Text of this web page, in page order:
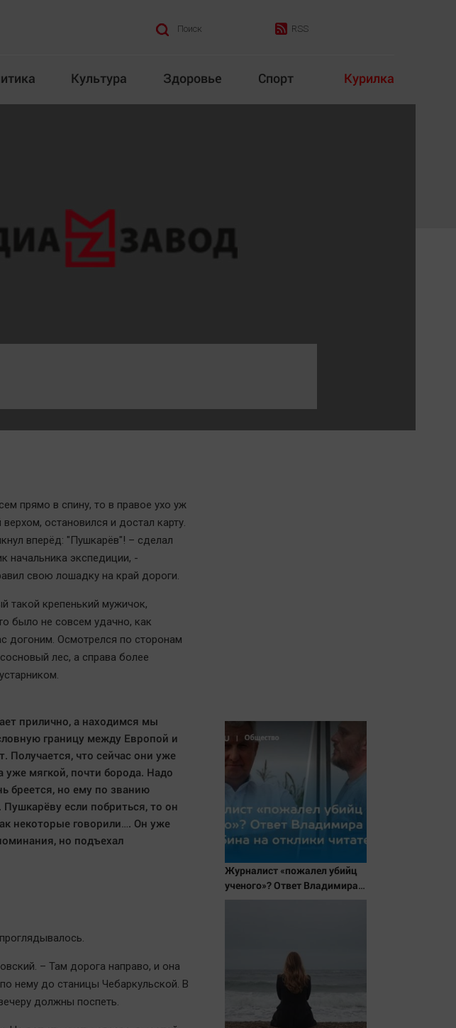
Поиск RSS
Культура Здоровье Спорт Курилка
Вкусное
ЖКХ
Интервью
Отдых
Светская жизнь
Тенденции
прямо в спину, то в правое ухо уж
остановился и достал карту.
вперёд: "Пушкарёв"! – сделал
начальника экспедиции, -
свою лошадку на край дороги.
такой крепенький мужичок,
было не совсем удачно, как
догоним. Осмотрелся по сторонам
лес, а справа более
прилично, а находимся мы
границу между Европой и
Получается, что сейчас они уже
мягкой, почти борода. Надо
бреется, но ему по званию
если побриться, то он
некоторые говорили…. Он уже
но подъехал
– Там дорога направо, и она
нему до станицы Чебаркульской. В
должны поспеть.
Журналист «пожалел убийц
ученого»? Ответ Владимира
Ворсобина на отклики